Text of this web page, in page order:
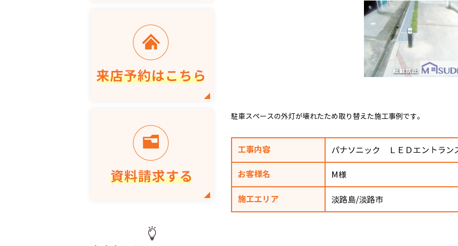
駐車スペースの外灯が壊れたため取り替えた施工事例です。
工事内容 パナソニック ＬＥＤエントラン
お客様名 M様
施工エリア 淡路島/淡路市